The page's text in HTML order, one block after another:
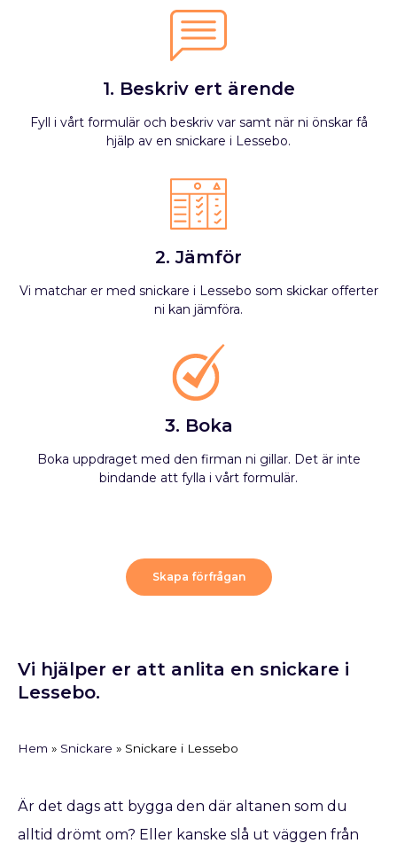
1. Beskriv ert ärende
Fyll i vårt formulär och beskriv var samt när ni önskar få
hjälp av en snickare i Lessebo.
2. Jämför
Vi matchar er med snickare i Lessebo som skickar offerter
ni kan jämföra.
3. Boka
Boka uppdraget med den firman ni gillar. Det är inte
bindande att fylla i vårt formulär.
Skapa förfrågan
Vi hjälper er att anlita en snickare i
Lessebo.
Hem » Snickare » Snickare i Lessebo
Är det dags att bygga den där altanen som du
alltid drömt om? Eller kanske slå ut väggen från